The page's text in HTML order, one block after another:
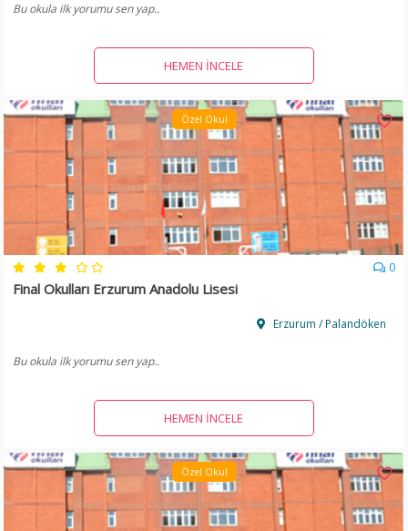
Bu okula ilk yorumu sen yap..
HEMEN İNCELE
Özel Okul
0
Final Okulları Erzurum Anadolu Lisesi
Erzurum / Palandöken
Bu okula ilk yorumu sen yap..
HEMEN İNCELE
Özel Okul